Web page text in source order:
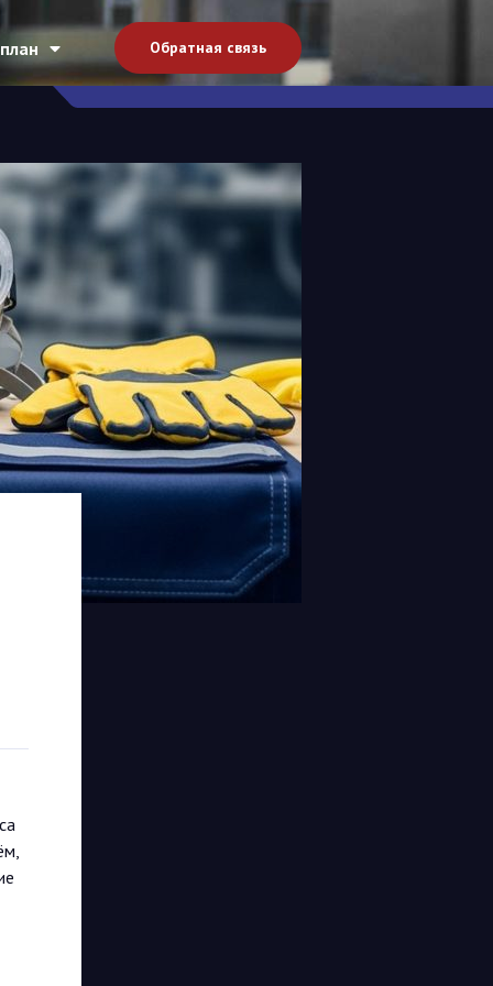
Обратная связь